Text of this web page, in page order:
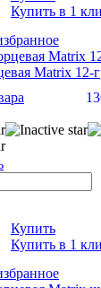
Купить в 1
Matrix
Купить
Купить в 1